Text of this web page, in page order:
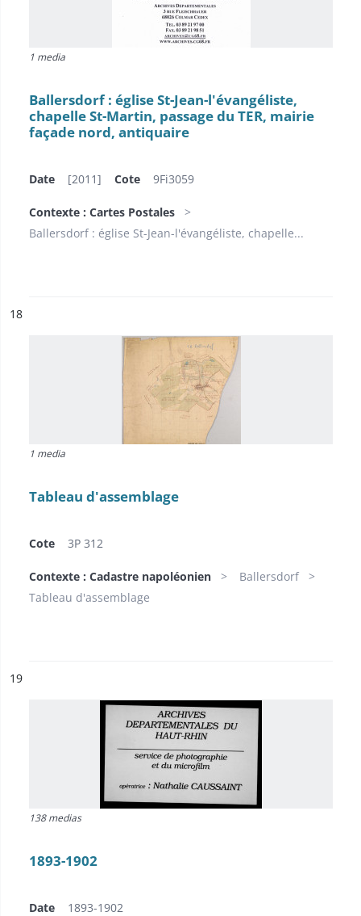
1 media
Ballersdorf : église St-Jean-l'évangéliste,
chapelle St-Martin, passage du TER, mairie
façade nord, antiquaire
Date [2011] Cote 9Fi3059
Contexte : Cartes Postales
Ballersdorf : église St-Jean-l'évangéliste, chapelle...
n°
18
1 media
Tableau d'assemblage
Cote 3P 312
Contexte : Cadastre napoléonien
Ballersdorf
Tableau d'assemblage
n°
19
138 medias
1893-1902
Date 1893-1902